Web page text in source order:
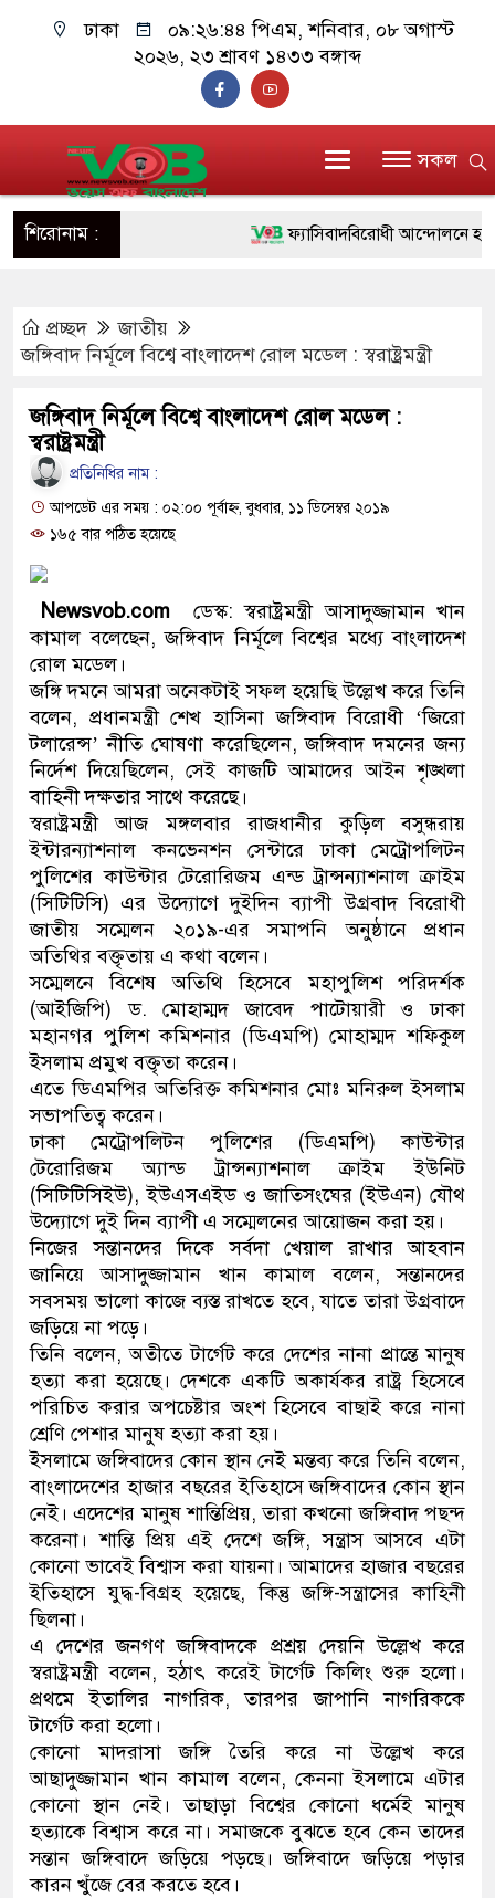
ঢাকা ০৯:২৬:৪৪ পিএম, শনিবার, ০৮ অগাস্ট
২০২৬, ২৩ শ্রাবণ ১৪৩৩ বঙ্গাব্দ
সকল
শিরোনাম : ফ্যাসিবাদবিরোধী আন্দোলনে
উদ্ধার
প্রধানমন্ত্রী
মাদক কারবারি গ্রেফতার
২৮ লাখ টাকার জাল নোটসহ
থানা পুলিশ
যেকোনো সময় বেনজীরের প্রত্যাবর্তন
যে ভাবে ডেভিড ইমনের কাছে মিলল
‘আজহার খান’
অবৈধ বিদেশি পিস্তল, ম্যাগাজিন ও
জড়িত কিশোর গ্যাংয়ের চার শিশু আটক
ডাকাতির প্রস্তুতিকালে দুইজনকে
থানা পুলিশ
প্রচ্ছদ
জাতীয়
জঙ্গিবাদ নির্মূলে বিশ্বে বাংলাদেশ রোল মডেল : স্বরাষ্ট্রমন্ত্রী
জঙ্গিবাদ নির্মূলে বিশ্বে বাংলাদেশ রোল মডেল :
স্বরাষ্ট্রমন্ত্রী
প্রতিনিধির নাম :
আপডেট এর সময় : ০২:০০ পূর্বাহ্ন, বুধবার, ১১ ডিসেম্বর ২০১৯
১৬৫ বার পঠিত হয়েছে
Newsvob.com ডেস্ক: স্বরাষ্ট্রমন্ত্রী আসাদুজ্জামান খান
কামাল বলেছেন, জঙ্গিবাদ নির্মূলে বিশ্বের মধ্যে বাংলাদেশ
রোল মডেল।
জঙ্গি দমনে আমরা অনেকটাই সফল হয়েছি উল্লেখ করে তিনি
বলেন, প্রধানমন্ত্রী শেখ হাসিনা জঙ্গিবাদ বিরোধী ‘জিরো
টলারেন্স’ নীতি ঘোষণা করেছিলেন, জঙ্গিবাদ দমনের জন্য
নির্দেশ দিয়েছিলেন, সেই কাজটি আমাদের আইন শৃঙ্খলা
বাহিনী দক্ষতার সাথে করেছে।
স্বরাষ্ট্রমন্ত্রী আজ মঙ্গলবার রাজধানীর কুড়িল বসুন্ধরায়
ইন্টারন্যাশনাল কনভেনশন সেন্টারে ঢাকা মেট্রোপলিটন
পুলিশের কাউন্টার টেরোরিজম এন্ড ট্রান্সন্যাশনাল ক্রাইম
(সিটিটিসি) এর উদ্যোগে দুইদিন ব্যাপী উগ্রবাদ বিরোধী
জাতীয় সম্মেলন ২০১৯-এর সমাপনি অনুষ্ঠানে প্রধান
অতিথির বক্তৃতায় এ কথা বলেন।
সম্মেলনে বিশেষ অতিথি হিসেবে মহাপুলিশ পরিদর্শক
(আইজিপি) ড. মোহাম্মদ জাবেদ পাটোয়ারী ও ঢাকা
মহানগর পুলিশ কমিশনার (ডিএমপি) মোহাম্মদ শফিকুল
ইসলাম প্রমুখ বক্তৃতা করেন।
এতে ডিএমপির অতিরিক্ত কমিশনার মোঃ মনিরুল ইসলাম
সভাপতিত্ব করেন।
ঢাকা মেট্রোপলিটন পুলিশের (ডিএমপি) কাউন্টার
টেরোরিজম অ্যান্ড ট্রান্সন্যাশনাল ক্রাইম ইউনিট
(সিটিটিসিইউ), ইউএসএইড ও জাতিসংঘের (ইউএন) যৌথ
উদ্যোগে দুই দিন ব্যাপী এ সম্মেলনের আয়োজন করা হয়।
নিজের সন্তানদের দিকে সর্বদা খেয়াল রাখার আহবান
জানিয়ে আসাদুজ্জামান খান কামাল বলেন, সন্তানদের
সবসময় ভালো কাজে ব্যস্ত রাখতে হবে, যাতে তারা উগ্রবাদে
জড়িয়ে না পড়ে।
তিনি বলেন, অতীতে টার্গেট করে দেশের নানা প্রান্তে মানুষ
হত্যা করা হয়েছে। দেশকে একটি অকার্যকর রাষ্ট্র হিসেবে
পরিচিত করার অপচেষ্টার অংশ হিসেবে বাছাই করে নানা
শ্রেণি পেশার মানুষ হত্যা করা হয়।
ইসলামে জঙ্গিবাদের কোন স্থান নেই মন্তব্য করে তিনি বলেন,
বাংলাদেশের হাজার বছরের ইতিহাসে জঙ্গিবাদের কোন স্থান
নেই। এদেশের মানুষ শান্তিপ্রিয়, তারা কখনো জঙ্গিবাদ পছন্দ
করেনা। শান্তি প্রিয় এই দেশে জঙ্গি, সন্ত্রাস আসবে এটা
কোনো ভাবেই বিশ্বাস করা যায়না। আমাদের হাজার বছরের
ইতিহাসে যুদ্ধ-বিগ্রহ হয়েছে, কিন্তু জঙ্গি-সন্ত্রাসের কাহিনী
ছিলনা।
এ দেশের জনগণ জঙ্গিবাদকে প্রশ্রয় দেয়নি উল্লেখ করে
স্বরাষ্ট্রমন্ত্রী বলেন, হঠাৎ করেই টার্গেট কিলিং শুরু হলো।
প্রথমে ইতালির নাগরিক, তারপর জাপানি নাগরিককে
টার্গেট করা হলো।
কোনো মাদরাসা জঙ্গি তৈরি করে না উল্লেখ করে
আছাদুজ্জামান খান কামাল বলেন, কেননা ইসলামে এটার
কোনো স্থান নেই। তাছাড়া বিশ্বের কোনো ধর্মেই মানুষ
হত্যাকে বিশ্বাস করে না। সমাজকে বুঝতে হবে কেন তাদের
সন্তান জঙ্গিবাদে জড়িয়ে পড়ছে। জঙ্গিবাদে জড়িয়ে পড়ার
কারন খুঁজে বের করতে হবে।